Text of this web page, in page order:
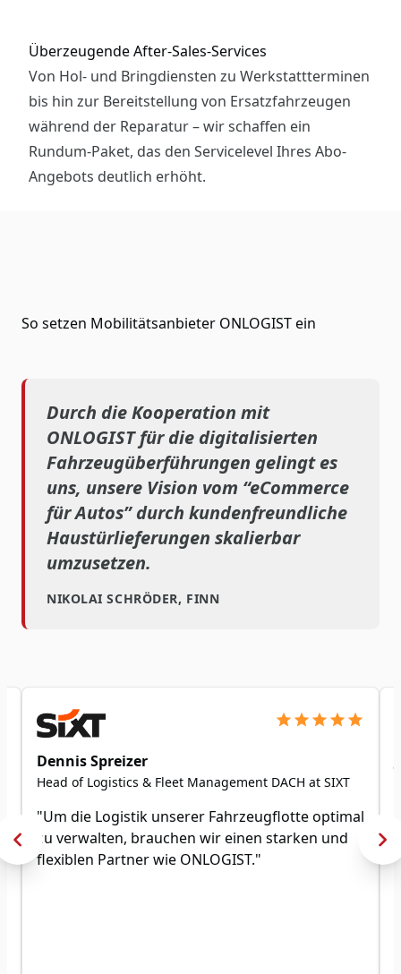
Überzeugende After-Sales-Services
Von Hol- und Bringdiensten zu Werkstattterminen
bis hin zur Bereitstellung von Ersatzfahrzeugen
während der Reparatur – wir schaffen ein
Rundum-Paket, das den Servicelevel Ihres Abo-
Angebots deutlich erhöht.
So setzen Mobilitätsanbieter ONLOGIST ein
Durch die Kooperation mit
ONLOGIST für die digitalisierten
Fahrzeugüberführungen gelingt es
uns, unsere Vision vom “eCommerce
für Autos” durch kundenfreundliche
Haustürlieferungen skalierbar
umzusetzen.
NIKOLAI SCHRÖDER, FINN
Dennis Spreizer
Head of Logistics & Fleet Management DACH at SIXT
"Um die Logistik unserer Fahrzeugflotte optimal
zu verwalten, brauchen wir einen starken und
flexiblen Partner wie ONLOGIST."